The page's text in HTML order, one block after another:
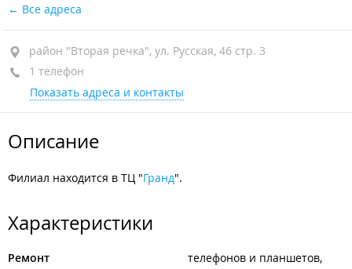
Все адреса
район "Вторая речка", ул. Русская, 46 стр. 3
1 телефон
Показать адреса и контакты
Описание
Филиал находится в ТЦ "Гранд".
Характеристики
Ремонт
телефонов и планшетов